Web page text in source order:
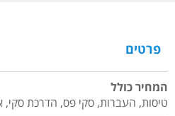
פרטים
המחיר כולל
טיסות, העברות, סקי פס, הדרכת סקי,